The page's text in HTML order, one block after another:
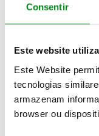
Consentir
Este website
Este Website
tecnologias
armazenam
browser ou
pressionado